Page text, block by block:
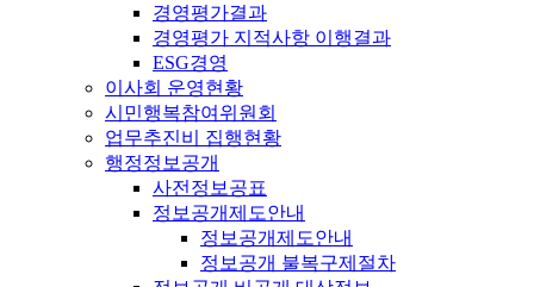
경영평가결과
경영평가 지적사항 이행결과
ESG경영
이사회 운영현황
시민행복참여위원회
업무추진비 집행현황
행정정보공개
사전정보공표
정보공개제도안내
정보공개제도안내
정보공개 불복구제절차